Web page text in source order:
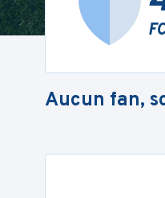
Aucun fan,